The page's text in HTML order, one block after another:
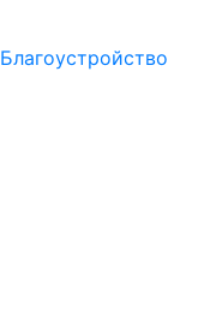
Благоустройство